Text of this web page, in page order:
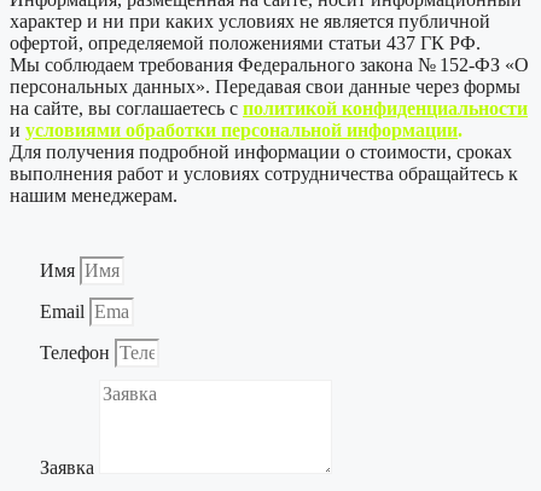
характер и ни при каких условиях не является публичной
офертой, определяемой положениями статьи 437 ГК РФ.
Мы соблюдаем требования Федерального закона № 152-ФЗ «О
персональных данных». Передавая свои данные через формы
на сайте, вы соглашаетесь с политикой конфиденциальности
и условиями обработки персональной информации.
Для получения подробной информации о стоимости, сроках
выполнения работ и условиях сотрудничества обращайтесь к
нашим менеджерам.
Имя
Email
Телефон
Заявка